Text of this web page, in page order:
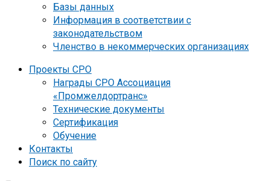
Базы данных
Информация в соответствии с
законодательством
Членство в некоммерческих организациях
Проекты СРО
Награды СРО Ассоциация
«Промжелдортранс»
Технические документы
Сертификация
Обучение
Контакты
Поиск по сайту